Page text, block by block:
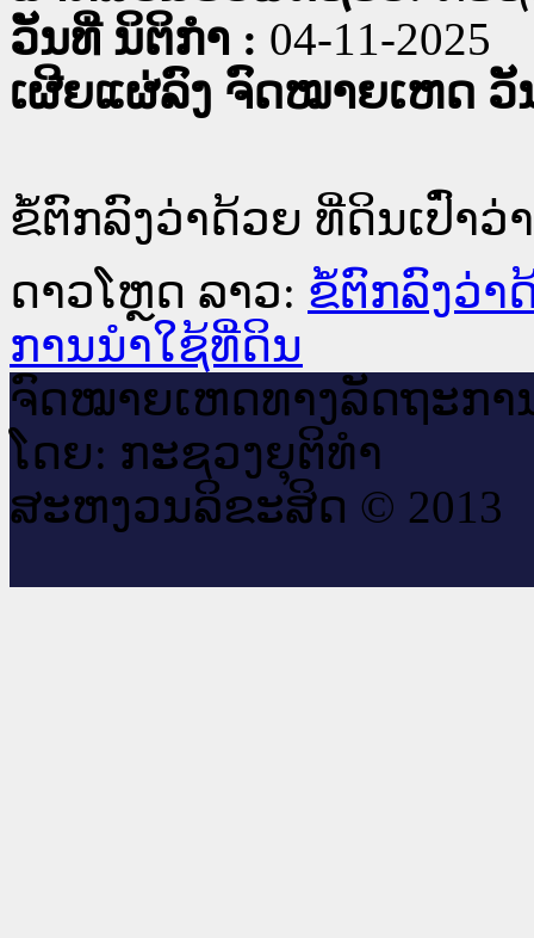
ວັນທີ່ ນິຕິກໍາ : 04-11-2025
ເຜີຍແຜ່ລົງ ຈົດໝາຍເຫດ ວັ
ຂໍ້ຕົກລົງວ່າດ້ວຍ ທີ່ດິນເປົ່າວ່
ດາວໂຫຼດ ລາວ: ຂໍ້ຕົກລົງວ່າ
ການນຳໃຊ້ທີ່ດິນ
ຈົດ​ໝາຍ​ເຫດ​ທາງ​ລັດ​ຖະ​ກາ
ໂດຍ: ກະ​ຊວງຍຸ​ຕິ​ທຳ
ສະ​ຫງວນ​ລິ​ຂະ​ສິດ © 2013